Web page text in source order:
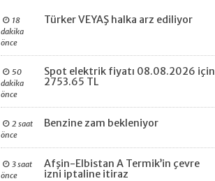
18
dakika
önce
Türker VEYAŞ halka arz ediliyor
50
dakika
önce
Spot elektrik fiyatı 08.08.2026 için
2753.65 TL
2 saat
önce
Benzine zam bekleniyor
3 saat
önce
Afşin-Elbistan A Termik’in çevre
izni iptaline itiraz